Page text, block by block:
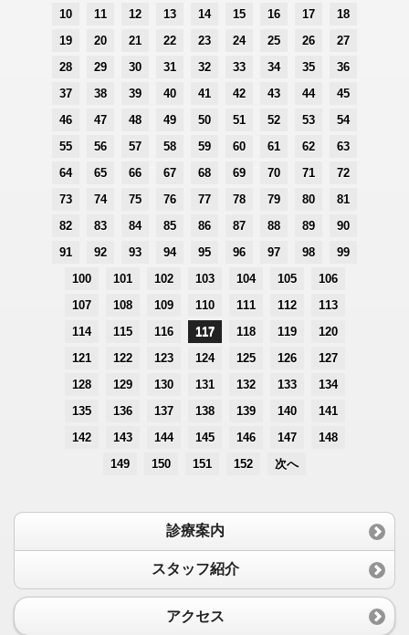
10
11 12 13 14 15 16 17
18
19
20 21 22 23 24 25 26
27
28
29 30 31 32 33 34 35
36
37
38 39 40 41 42 43 44
45
46
47 48 49 50 51 52 53
54
55
56 57 58 59 60 61 62
63
64
65 66 67 68 69 70 71
72
73
74 75 76 77 78 79 80
81
82
83 84 85 86 87 88 89
90
91
92 93 94 95 96 97 98
99
100
101 102 103 104 105
106
107
108 109 110 111 112
113
114
115 116 117 118 119
120
121
122 123 124 125 126
127
128
129 130 131 132 133
134
135
136 137 138 139 140
141
142
143 144 145 146 147
148
149
150 151 152 次へ
診療案内
スタッフ紹介
アクセス